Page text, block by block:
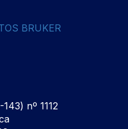
nº 1112